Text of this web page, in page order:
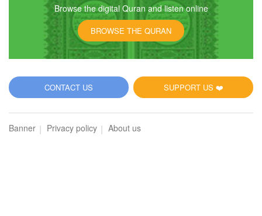
Browse the digital Quran and listen online
BROWSE THE QURAN
SUPPORT US ❤️
CONTACT US
Banner Privacy policy About us